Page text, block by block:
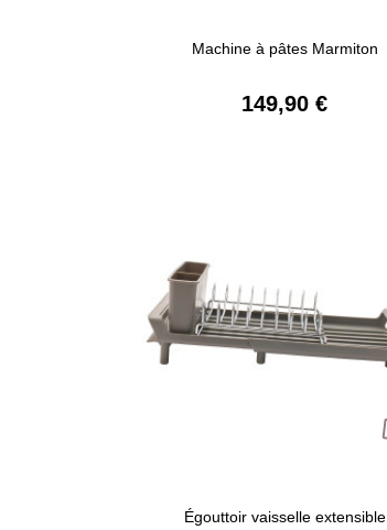
Machine à pâtes Marmiton
149,90 €
Égouttoir vaisselle extensible